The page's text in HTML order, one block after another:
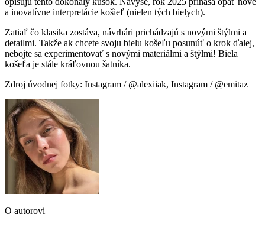
a inovatívne interpretácie košieľ (nielen tých bielych).
Zatiaľ čo klasika zostáva, návrhári prichádzajú s novými štýlmi a
detailmi. Takže ak chcete svoju bielu košeľu posunúť o krok ďalej,
nebojte sa experimentovať s novými materiálmi a štýlmi! Biela
košeľa je stále kráľovnou šatníka.
Zdroj úvodnej fotky: Instagram / @alexiiak, Instagram / @emitaz
O autorovi